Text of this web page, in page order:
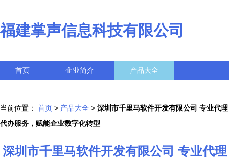
福建掌声信息科技有限公司
首页 企业简介 产品大全
当前位置： 首页 > 产品大全 > 深圳市千里马软件开发有限公司 专业代理
代办服务，赋能企业数字化转型
深圳市千里马软件开发有限公司 专业代理